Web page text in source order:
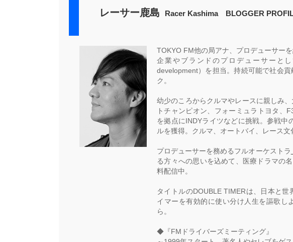
レーサー鹿島 Racer KashimaBLOGGER
TOKYO FM他の局アナ、プロデューサー
企業やブランドのプロデューサーと
development）を担当。持続可能で社会
ク。
幼少のころからクルマやレースに親しみ
トチャンピオン、フォーミュラトヨタ、
を拠点にINDYライツなどに挑戦。参戦中
ルを獲得。クルマ、オートバイ、レース文
プロデューサーを務めるフルオーケストラ
る方々への思いを込めて、医療ドラマの
料配信中。
タイトルのDOUBLE TIMERは、日本と
イマーを有効的に使い分け人生を謳歌し
ら。
◆『FMドライバーズミーティング』